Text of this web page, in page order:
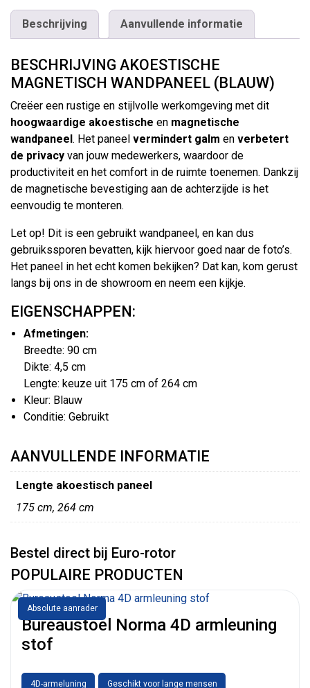
Beschrijving Aanvullende informatie
BESCHRIJVING AKOESTISCHE
MAGNETISCH WANDPANEEL (BLAUW)
Creëer een rustige en stijlvolle werkomgeving met dit
hoogwaardige akoestische en magnetische
wandpaneel. Het paneel vermindert galm en verbetert
de privacy van jouw medewerkers, waardoor de
productiviteit en het comfort in de ruimte toenemen. Dankzij
de magnetische bevestiging aan de achterzijde is het
eenvoudig te monteren.
Let op! Dit is een gebruikt wandpaneel, en kan dus
gebruikssporen bevatten, kijk hiervoor goed naar de foto’s.
Het paneel in het echt komen bekijken? Dat kan, kom gerust
langs bij ons in de showroom en neem een kijkje.
EIGENSCHAPPEN:
Afmetingen:
Breedte: 90 cm
Dikte: 4,5 cm
Lengte: keuze uit 175 cm of 264 cm
Kleur: Blauw
Conditie: Gebruikt
AANVULLENDE INFORMATIE
Lengte akoestisch paneel
175 cm, 264 cm
Bestel direct bij Euro-rotor
POPULAIRE PRODUCTEN
Absolute aanrader
Bureaustoel Norma 4D armleuning
stof
4D-armeluning Geschikt voor lange mensen